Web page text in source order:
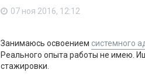
07 ноя 2016, 12:12
Занимаюсь освоением системного
Реального опыта работы не имею.
стажировки.